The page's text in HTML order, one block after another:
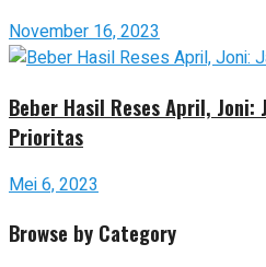
November 16, 2023
Beber Hasil Reses April, Joni:
Prioritas
Mei 6, 2023
Browse by Category